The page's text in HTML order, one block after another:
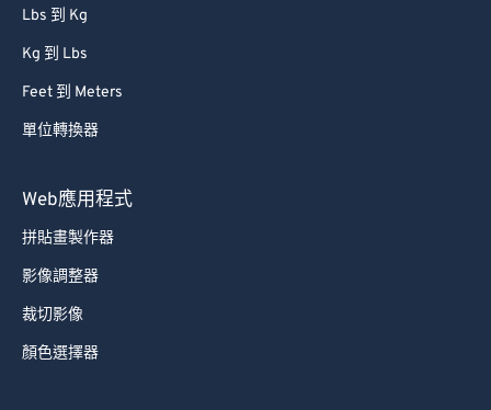
Lbs 到 Kg
Kg 到 Lbs
Feet 到 Meters
單位轉換器
Web應用程式
拼貼畫製作器
影像調整器
裁切影像
顏色選擇器